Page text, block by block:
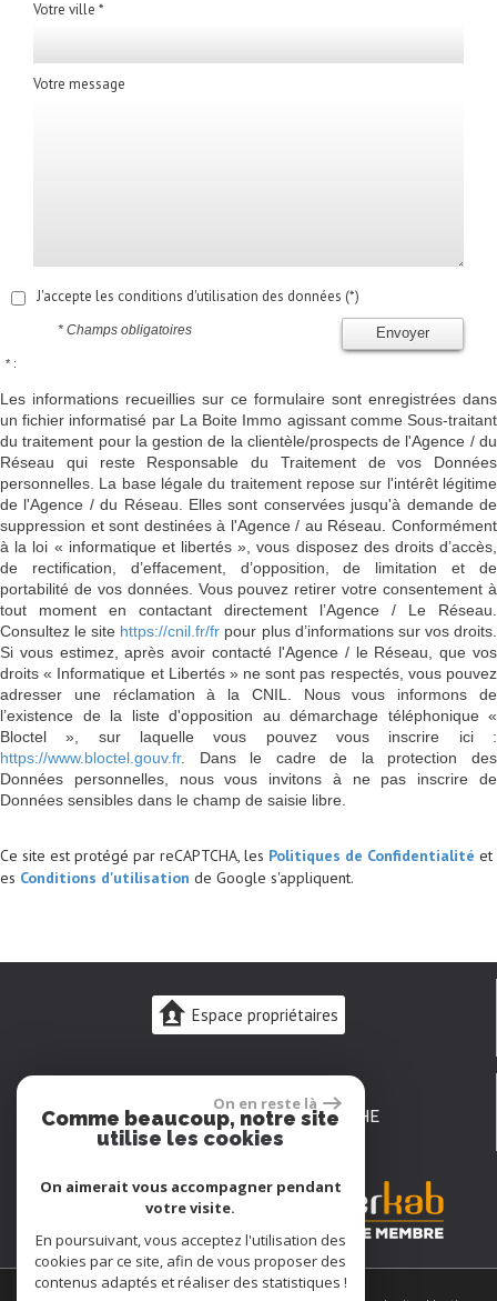
Votre ville *
Votre message
J'accepte les conditions d'utilisation des données (*)
Envoyer
* Champs obligatoires
* :
Les informations recueillies sur ce formulaire sont enregistrées dans
un fichier informatisé par La Boite Immo agissant comme Sous-traitant
du traitement pour la gestion de la clientèle/prospects de l'Agence / du
Réseau qui reste Responsable du Traitement de vos Données
personnelles. La base légale du traitement repose sur l'intérêt légitime
de l'Agence / du Réseau. Elles sont conservées jusqu'à demande de
suppression et sont destinées à l'Agence / au Réseau. Conformément
à la loi « informatique et libertés », vous disposez des droits d’accès,
de rectification, d’effacement, d’opposition, de limitation et de
portabilité de vos données. Vous pouvez retirer votre consentement à
tout moment en contactant directement l’Agence / Le Réseau.
Consultez le site https://cnil.fr/fr pour plus d’informations sur vos droits.
Si vous estimez, après avoir contacté l'Agence / le Réseau, que vos
droits « Informatique et Libertés » ne sont pas respectés, vous pouvez
adresser une réclamation à la CNIL. Nous vous informons de
l’existence de la liste d'opposition au démarchage téléphonique «
Bloctel », sur laquelle vous pouvez vous inscrire ici :
https://www.bloctel.gouv.fr. Dans le cadre de la protection des
Données personnelles, nous vous invitons à ne pas inscrire de
Données sensibles dans le champ de saisie libre.
Ce site est protégé par reCAPTCHA, les Politiques de Confidentialité et
es Conditions d'utilisation de Google s'appliquent.
Espace propriétaires
23 rue Carnot-72200 LA FLÈCHE
laflecheimmo@gmail.com
On en reste là
Comme beaucoup, notre site
utilise les cookies
On aimerait vous accompagner pendant
votre visite.
En poursuivant, vous acceptez l'utilisation des
cookies par ce site, afin de vous proposer des
contenus adaptés et réaliser des statistiques !